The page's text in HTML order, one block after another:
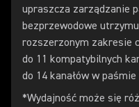
upraszcza zarządzanie
bezprzewodowe
rozszerzonym zakresie
do 11 kompatybilnych
do 14 kanałów w
*Wydajność może się